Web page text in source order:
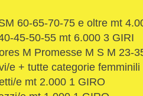
60-65-70-75 e oltre mt
45-50-55 mt 6.000 3 GIRI
M Promesse M S M 23-
e + tutte categorie
e mt 2.000 1 GIRO